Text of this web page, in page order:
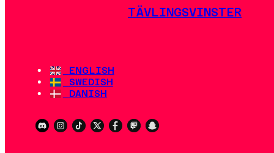
TÄVLINGSVINSTER
ENGLISH
SWEDISH
DANISH